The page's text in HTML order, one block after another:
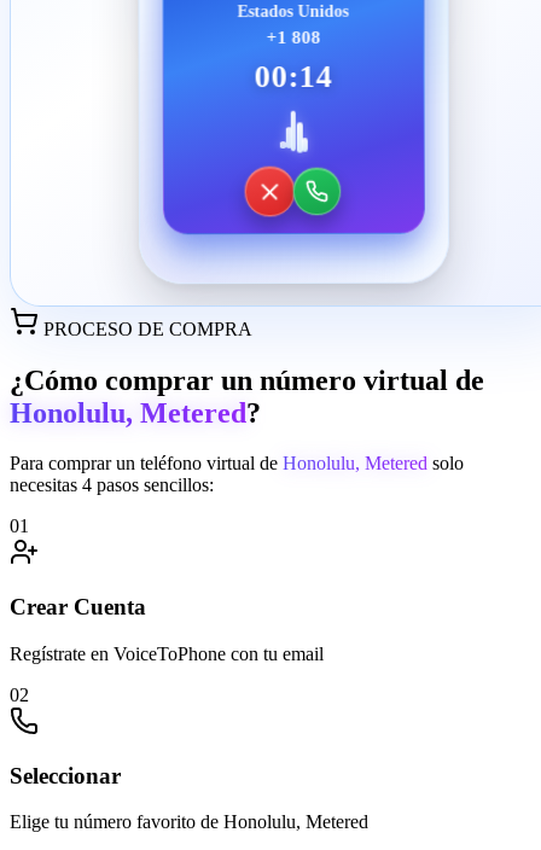
Estados Unidos
+1 808
00:14
PROCESO DE COMPRA
¿Cómo comprar un número virtual de
Honolulu, Metered?
Para comprar un teléfono virtual de Honolulu, Metered solo
necesitas 4 pasos sencillos:
01
Crear Cuenta
Regístrate en VoiceToPhone con tu email
02
Seleccionar
Elige tu número favorito de Honolulu, Metered